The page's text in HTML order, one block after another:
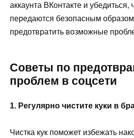
аккаунта ВКонтакте и убедиться,
передаются безопасным
предотвратить возможные
Советы по
проблем в соцсети
1. Регулярно чистите куки в
Чистка кук поможет избежать